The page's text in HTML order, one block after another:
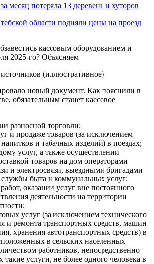
месяц потеряла 13 деревень и хуторов
области подняли цены на проезд
(иллюстративное)
новый документ. Как пояснили в
обязательным станет кассовое
разносной торговли;
и продаже товаров (за исключением
и табачных изделий) в поездах;
услуг, а также осуществлении
товаров на дом операторами
и электросвязи, выездными бригадами
службы быта и коммунальных услуг;
оказании услуг вне постоянного
деятельности на территории
услуг (за исключением технического
и ремонта транспортных средств, машин
хранения автотранспортных средств) в
в сельских населенных
работников, непосредственно
услуги, не более одного человека в